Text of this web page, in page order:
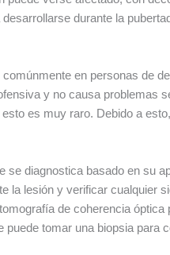
durante la
en personas de
y no causa problemas
es muy raro. Debido a
se diagnostica basado en su
la lesión y verificar cualquier
de coherencia
puede tomar una biopsia